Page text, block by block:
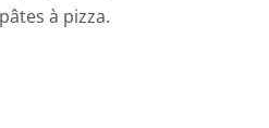
à pizza.